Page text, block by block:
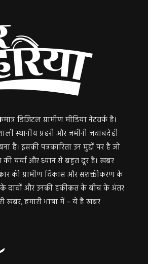
डिजिटल ग्रामीण मीडिया नेटवर्क है।
स्थानीय प्रहरी और जमीनी जवाबदेही
है। इसकी पत्रकारिता उन मुद्दों पर है जो
की चर्चा और ध्यान से बहुत दूर हैं। खबर
की ग्रामीण विकास और सशक्तीकरण के
दावों और उनकी हकीकत के बीच के अंतर
खबर, हमारी भाषा में – ये है खबर